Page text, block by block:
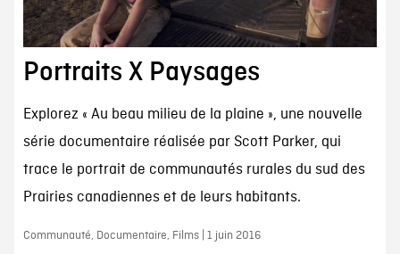
Portraits X Paysages
Explorez « Au beau milieu de la plaine », une nouvelle
série documentaire réalisée par Scott Parker, qui
trace le portrait de communautés rurales du sud des
Prairies canadiennes et de leurs habitants.
Communauté, Documentaire, Films | 1 juin 2016